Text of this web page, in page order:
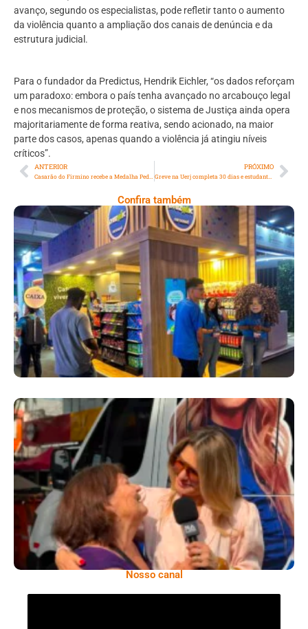
avanço, segundo os especialistas, pode refletir tanto o aumento
da violência quanto a ampliação dos canais de denúncia e da
estrutura judicial.
Para o fundador da Predictus, Hendrik Eichler, “os dados reforçam
um paradoxo: embora o país tenha avançado no arcabouço legal
e nos mecanismos de proteção, o sistema de Justiça ainda opera
majoritariamente de forma reativa, sendo acionado, na maior
parte dos casos, apenas quando a violência já atingiu níveis
críticos”.
ANTERIOR
Casarão do Firmino recebe a Medalha Pedro Ernesto nesta quarta-feira (29/04)
PRÓXIMO
Greve na Uerj completa 30 dias e estudantes podem perder o semestre
Confira também
Cencosud Promove Inovação No Brasil
Com A Participação Do Prezunic No Rio
Innovation Week 2026
​Segurança Pública Lidera Queixas De
Moradores Do Rio Em Escuta Promovida Por
Antônia Fontenelle
Nosso canal